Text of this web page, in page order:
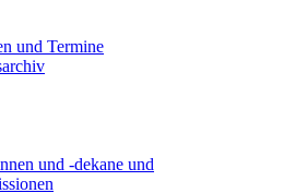
und Termine
und -dekane und